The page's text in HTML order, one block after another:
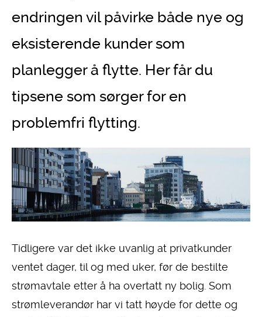
endringen vil påvirke både nye og
eksisterende kunder som
planlegger å flytte. Her får du
tipsene som sørger for en
problemfri flytting.
Tidligere var det ikke uvanlig at privatkunder
ventet dager, til og med uker, før de bestilte
strømavtale etter å ha overtatt ny bolig. Som
strømleverandør har vi tatt høyde for dette og